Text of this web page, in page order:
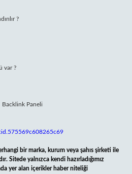
?
var ?
bir marka, kurum veya şahıs şirketi ile
Sitede yalnızca kendi hazırladığımız
yer alan içerikler haber niteliği